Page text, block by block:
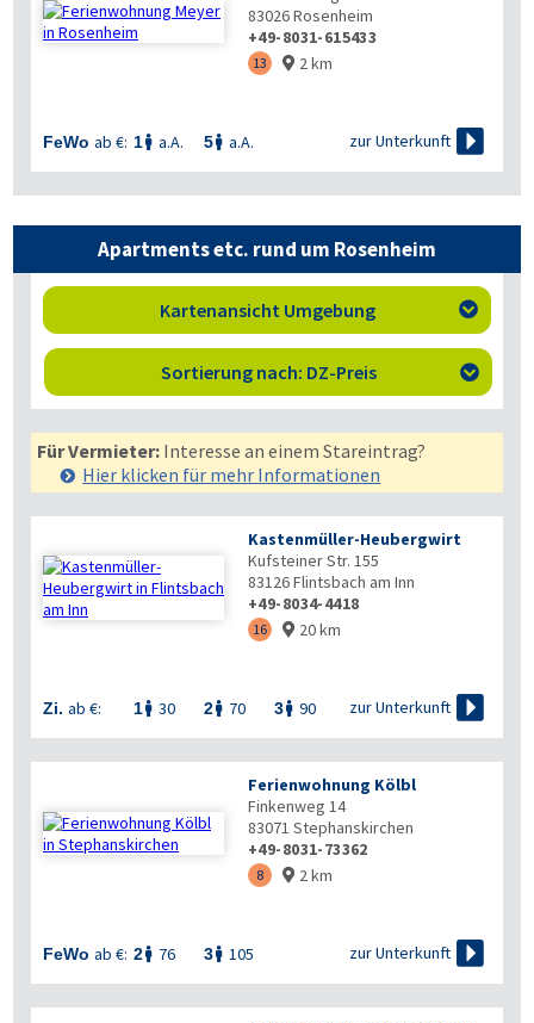
83026Rosenheim
+49-8031-615433
13  2 km
FeWo ab €: 1 a.A. 5 a.A. zur Unterkunft 
Apartments etc. rund um Rosenheim
Kartenansicht Umgebung 
Sortierung nach: DZ-Preis 
Für Vermieter: Interesse an einem Stareintrag?
Hier klicken für mehr Informationen
Kastenmüller-Heubergwirt
Kufsteiner Str. 155
83126Flintsbach am Inn
+49-8034-4418
16  20 km
Zi. ab €: 1 30 2 70 3 90 zur Unterkunft 
Ferienwohnung Kölbl
Finkenweg 14
83071 Stephanskirchen
+49-8031-73362
8  2 km
FeWo ab €: 2 76 3 105 zur Unterkunft 